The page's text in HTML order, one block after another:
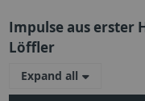
Impulse aus erster
Löffler
Expand all